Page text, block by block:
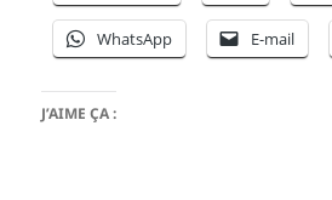
WhatsApp E-mail
J’AIME ÇA :